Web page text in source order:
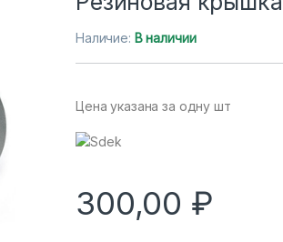
Наличие: В наличии
Цена указана за одну шт
300,00 ₽